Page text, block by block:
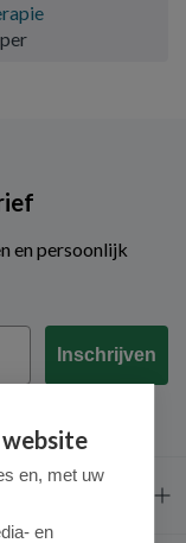
en persoonlijk
Inschrijven
website
en, met uw
en